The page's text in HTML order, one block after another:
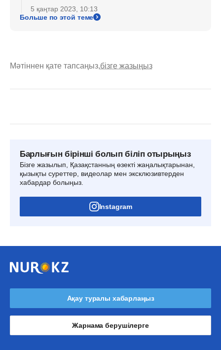
5 қаңтар 2023, 10:13
Больше по этой теме
Мәтіннен қате тапсаңыз,бізге жазыңыз
Барлығын бірінші болып біліп отырыңыз
Бізге жазылып, Қазақстанның өзекті жаңалықтарынан,
қызықты суреттер, видеолар мен эксклюзивтерден
хабардар болыңыз.
Instagram
Ақау туралы хабарлаңыз
Жарнама берушілерге